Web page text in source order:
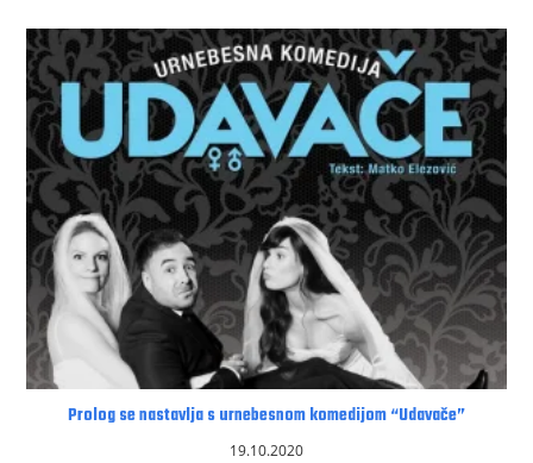
Prolog se nastavlja s urnebesnom komedijom “Udavače”
19.10.2020